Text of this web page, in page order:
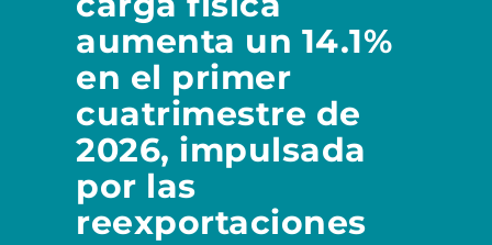
aumenta un 14.1%
en el primer
cuatrimestre de
2026, impulsada
por las
reexportaciones